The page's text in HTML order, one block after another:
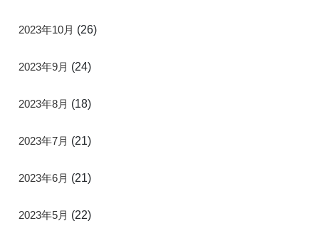
2023年10月 (26)
2023年9月 (24)
2023年8月 (18)
2023年7月 (21)
2023年6月 (21)
2023年5月 (22)